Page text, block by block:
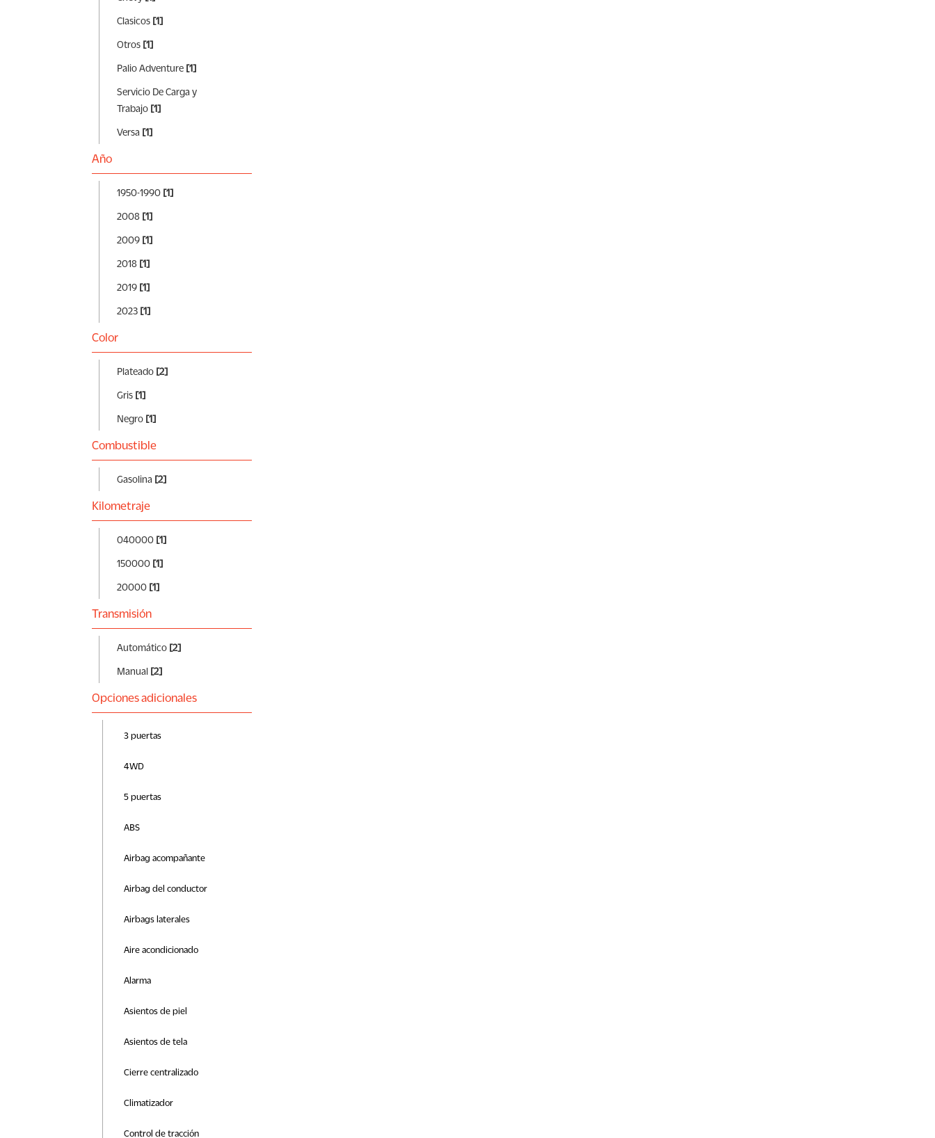
Clasicos [1]
Otros [1]
Palio Adventure [1]
Servicio De Carga y
Trabajo [1]
Versa [1]
Año
1950-1990 [1]
2008 [1]
2009 [1]
2018 [1]
2019 [1]
2023 [1]
Color
Plateado [2]
Gris [1]
Negro [1]
Combustible
Gasolina [2]
Kilometraje
040000 [1]
150000 [1]
20000 [1]
Transmisión
Automático [2]
Manual [2]
Opciones adicionales
3 puertas
4WD
5 puertas
ABS
Airbag acompañante
Airbag del conductor
Airbags laterales
Aire acondicionado
Alarma
Asientos de piel
Asientos de tela
Cierre centralizado
Climatizador
Control de tracción